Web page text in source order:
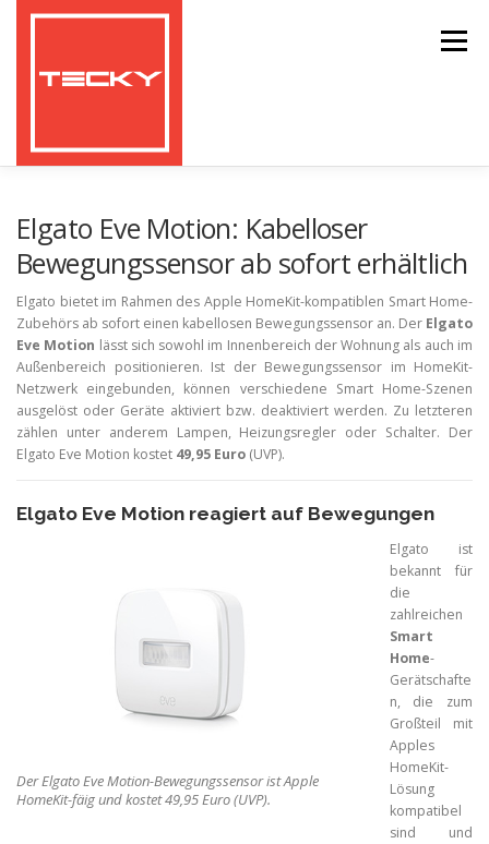
Menü
Elgato Eve Motion: Kabelloser
Bewegungssensor ab sofort erhältlich
Elgato bietet im Rahmen des Apple HomeKit-kompatiblen Smart Home-
Zubehörs ab sofort einen kabellosen Bewegungssensor an. Der Elgato
Eve Motion lässt sich sowohl im Innenbereich der Wohnung als auch im
Außenbereich positionieren. Ist der Bewegungssensor im HomeKit-
Netzwerk eingebunden, können verschiedene Smart Home-Szenen
ausgelöst oder Geräte aktiviert bzw. deaktiviert werden. Zu letzteren
zählen unter anderem Lampen, Heizungsregler oder Schalter. Der
Elgato Eve Motion kostet 49,95 Euro (UVP).
Elgato Eve Motion reagiert auf Bewegungen
Der Elgato Eve Motion-Bewegungssensor ist Apple
HomeKit-fäig und kostet 49,95 Euro (UVP).
Elgato ist
bekannt für
die
zahlreichen
Smart
Home-
Gerätschafte
n, die zum
Großteil mit
Apples
HomeKit-
Lösung
kompatibel
sind und